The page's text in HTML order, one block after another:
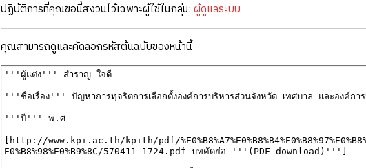
ปฏิบัติการที่คุณขอนี้สงวนไว้เฉพาะผู้ใช้ในกลุ่ม: ผู้ดูแลระบบ
คุณสามารถดูและคัดลอกรหัสต้นฉบับของหน้านี้